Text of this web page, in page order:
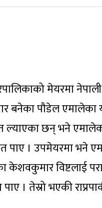
मेयरमा
बनेका पौडेल एमालेका
छन् भने
पाए । उपमेयरमा भने
विष्टलाई
। तेस्रो भएकी